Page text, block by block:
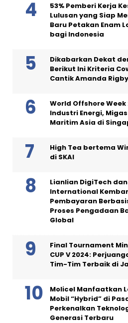
53% Pemberi Kerja
Lulusan yang Siap
Baru Petakan Enam
bagi Indonesia
Dikabarkan Dekat
Berikut Ini Kriteria
Cantik Amanda Rigby
World Offshore
Industri Energi,
Maritim Asia di
High Tea bertema
di SKAI
Lianlian DigiTech
International
Pembayaran
Proses Pengadaan
Global
Final Tournament
CUP V 2024:
Tim-Tim Terbaik di
Molicel Manfaatkan
Mobil “Hybrid” di
Perkenalkan
Generasi Terbaru